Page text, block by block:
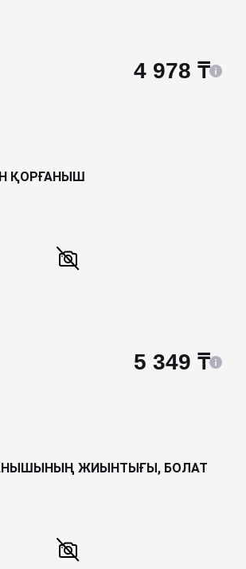
4 978 ₸
ҚОРҒАНЫШ
5 349 ₸
ЖИЫНТЫҒЫ, БОЛАТ